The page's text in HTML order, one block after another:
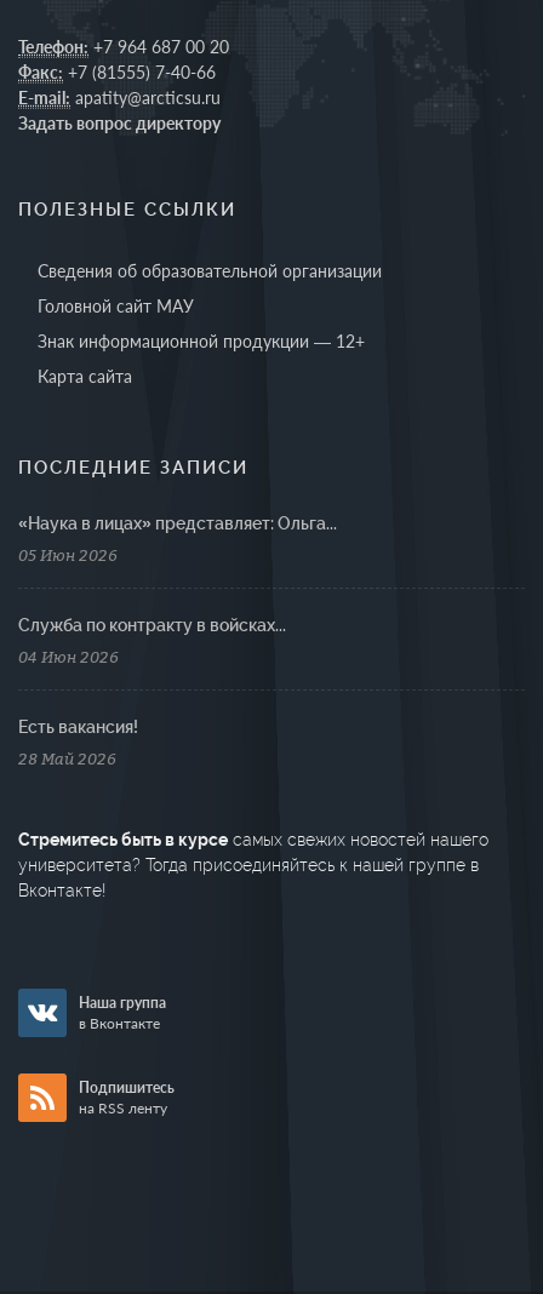
Телефон: +7 964 687 00 20
Факс: +7 (81555) 7-40-66
E-mail: apatity@arcticsu.ru
Задать вопрос директору
ПОЛЕЗНЫЕ ССЫЛКИ
Сведения об образовательной организации
Головной сайт МАУ
Знак информационной продукции — 12+
Карта сайта
ПОСЛЕДНИЕ ЗАПИСИ
«Наука в лицах» представляет: Ольга...
05 Июн 2026
Cлужба по контракту в войсках...
04 Июн 2026
Есть вакансия!
28 Май 2026
Стремитесь быть в курсе самых свежих новостей нашего
университета? Тогда присоединяйтесь к нашей группе в
Вконтакте!
Наша группа
в Вконтакте
Подпишитесь
на RSS ленту